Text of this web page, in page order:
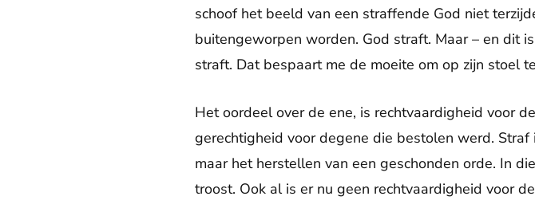
schoof het beeld van een straffende God niet
buitengeworpen worden. God straft. Maar – en dit
straft. Dat bespaart me de moeite om op zijn stoel
Het oordeel over de ene, is rechtvaardigheid voor
gerechtigheid voor degene die bestolen werd.
maar het herstellen van een geschonden orde. In
troost. Ook al is er nu geen rechtvaardigheid voor